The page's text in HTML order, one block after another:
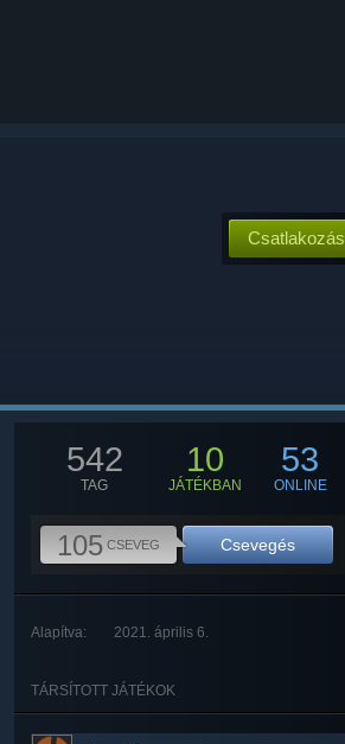
Csatlakozás
542
TAG
10
JÁTÉKBAN
53
ONLINE
105 CSEVEG Csevegés
Alapítva: 2021. április 6.
TÁRSÍTOTT JÁTÉKOK